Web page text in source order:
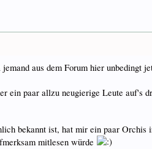
aus dem Forum hier unbedingt
ein paar allzu neugierige Leute auf's
bekannt ist, hat mir ein paar
mitlesen würde